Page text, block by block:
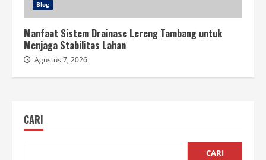
Blog
Manfaat Sistem Drainase Lereng Tambang untuk
Menjaga Stabilitas Lahan
Agustus 7, 2026
CARI
CARI